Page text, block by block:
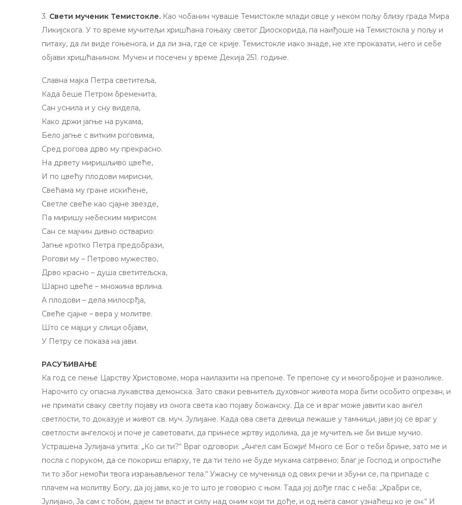
3. Свети мученик Темистокле. Као чобанин чуваше Темистокле млади овце у неком пољу близу града Мира
Ликијскога. У то време мучитељи хришћана гоњаху светог Диоскорида, па наиђоше на Темистокла у пољу и
питаху, да ли виде гоњенога, и да ли зна, где се крије. Темистокле иако знаде, не хте проказати, него и себе
објави хришћанином. Мучен и посечен у време Декија 251. године.
Славна мајка Петра светитеља,
Када беше Петром бременита,
Сан уснила и у сну видела,
Како држи јагње на рукама,
Бело јагње c витким роговима,
Сред рогова дрво му прекрасно.
На дрвету миришљиво цвеће,
И пo цвећу плодови мирисни,
Свећама му гране искићене,
Светле свеће као сјајне звезде,
Па миришу небеским мирисом.
Сан се мајчин дивно остварио:
Јагње кротко Петра предобрази,
Рогови му – Петрово мужество,
Дрво красно – душа светитељска,
Шарно цвеће – множина врлина.
A плодови – дела милосрђа,
Свеће сјајне – вера у молитве.
Што се мајци у слици објави,
У Петру се показа на јави.
РАСУЂИВАЊЕ
Ка год се пење Царству Христовоме, мора наилазити на препоне. Те препоне су и многобројне и разнолике.
Нарочито су опасна лукавства демонска. Зато сваки ревнитељ духовног живота мора бити особито опрезан, и
не примати сваку светлу појаву из онога света као појаву божанску. Да се и враг може јавити као ангел
светлости, то доказује и живот св. муч. Јулијане. Када ова света девица лежаше у тамници, јави joj се враг у
светлости ангелској и поче је саветовати, да принесе жртву идолима, да је мучитељ не би више мучио.
Устрашена Јулијана упита: „Ко си ти?“ Враг одговори: „Ангел сам Божји! Много се Бог o теби брине, зато ме и
посла c поруком, да се покориш епарху, те да ти тело не буде мукама сатрвено; благ је Господ и опростиће
ти то због немоћи твога израњављеног тела.“ Ужасну се мученица од ових речи и збуни се, па припаде c
плачем на молитву Богу, да joj јави, ко је то што је говорио c њом. Тада joj дође глас c неба: „Храбри се,
Јулијано, Ја сам c тобом, дајем ти власт и силу над оним који ти дође, и од њега самог узнаћеш ко је он.“ И